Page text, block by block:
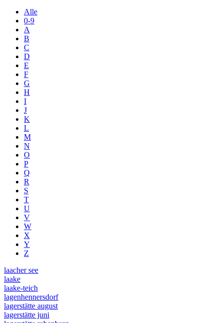
Alle
0-9
A
B
C
D
E
F
G
H
I
J
K
L
M
N
O
P
Q
R
S
T
U
V
W
X
Y
Z
laacher see
laake
laake-teich
lagenhennersdorf
lagerstätte august
lagerstätte juni